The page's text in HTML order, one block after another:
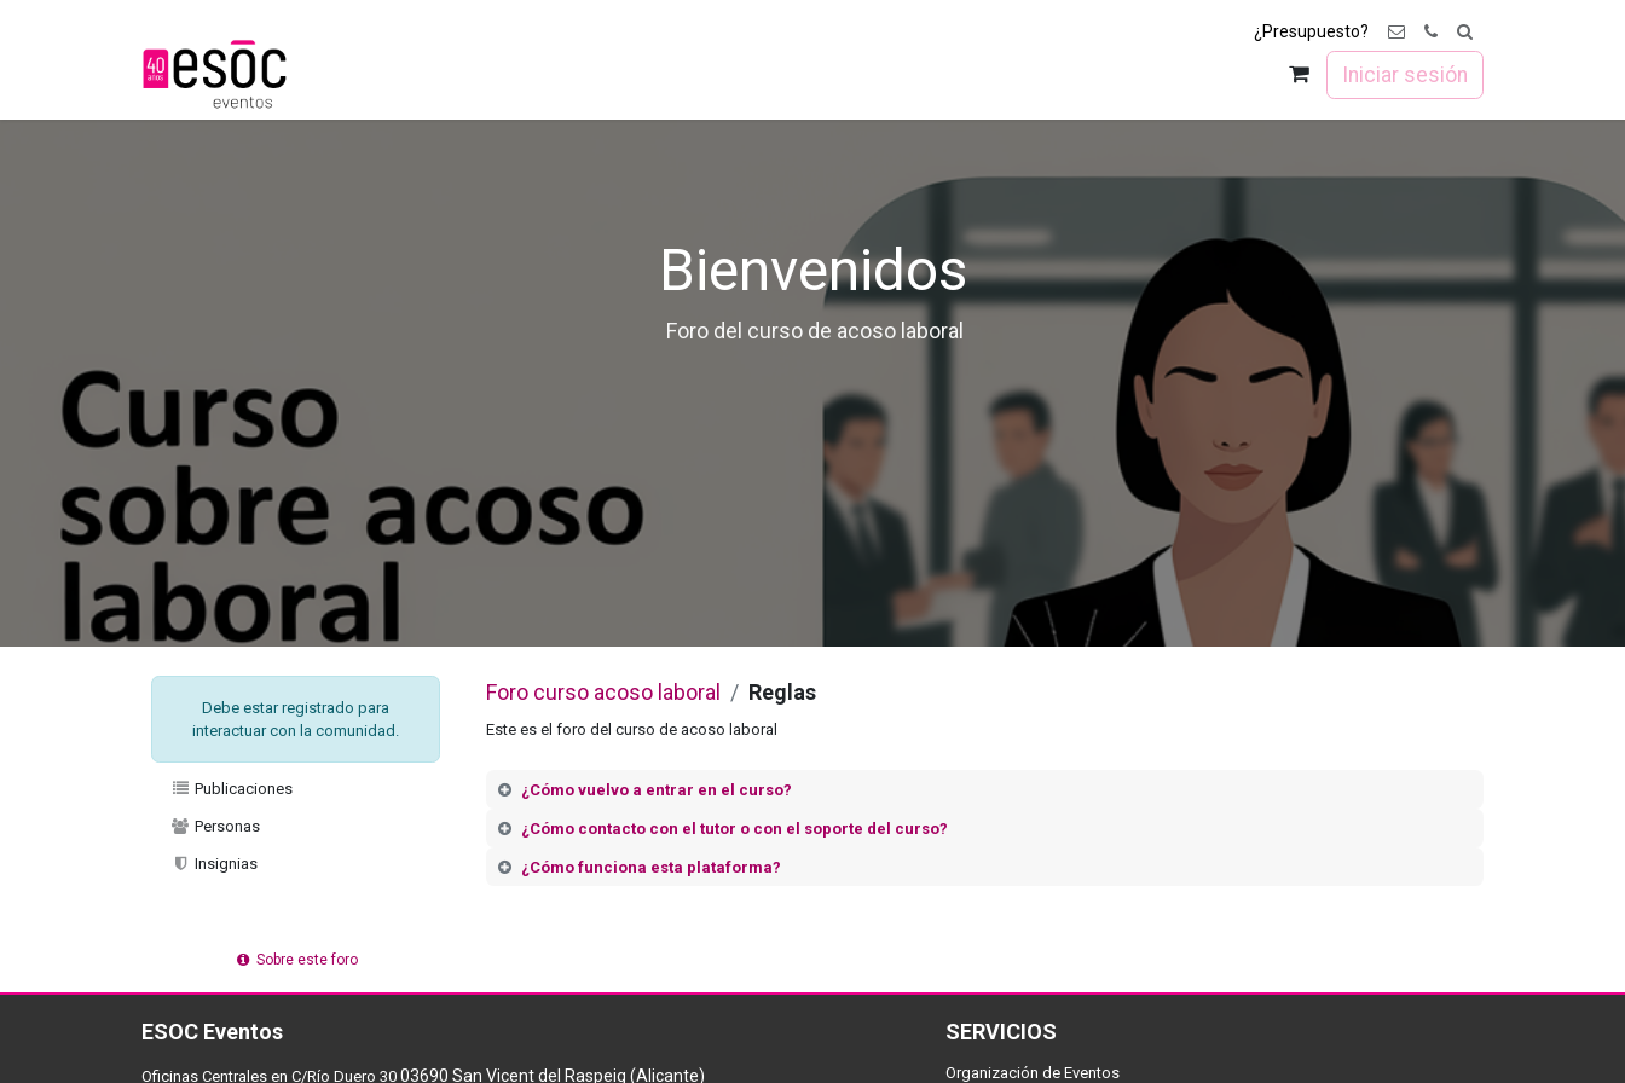
¿Presupuesto?
Foro Iniciar sesión
Bienvenidos
Foro del curso de acoso laboral
Debe estar registrado para
interactuar con la comunidad.
Publicaciones
Personas
Insignias
Sobre este foro
Foro curso acoso laboral Reglas
Este es el foro del curso de acoso laboral
¿Cómo vuelvo a entrar en el curso?
¿Cómo contacto con el tutor o con el soporte del curso?
¿Cómo funciona esta plataforma?
ESOC Eventos
Oficinas Centrales en C/Río Duero 30 03690 San Vicent del Raspeig (Alicante)
SERVICIOS
Organización de Eventos